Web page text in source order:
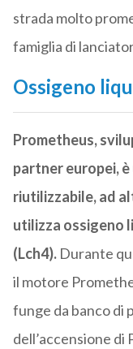
strada molto
famiglia di
Ossigeno
Prometheus,
partner europei,
riutilizzabile, ad
utilizza ossigeno
(Lch4).Durante
il motore
funge da banco di
dell’accensione di